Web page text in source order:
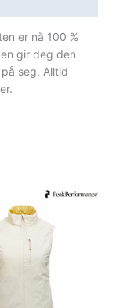
er nå 100 %
gir deg den
seg. Alltid